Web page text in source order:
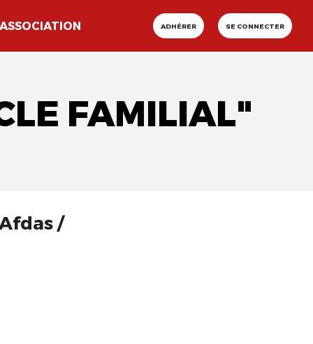
ASSOCIATION ADHÉRER SE CONNECTER
FAMILIAL"
/